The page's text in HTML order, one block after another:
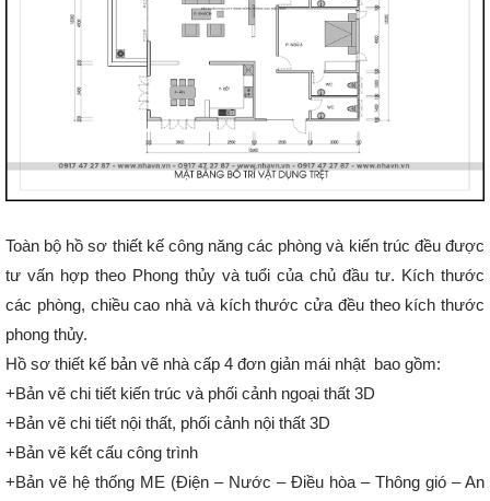
Toàn bộ hồ sơ thiết kế công năng các phòng và kiến trúc đều được
tư vấn hợp theo Phong thủy và tuổi của chủ đầu tư. Kích thước
các phòng, chiều cao nhà và kích thước cửa đều theo kích thước
phong thủy.
Hồ sơ thiết kế bản vẽ nhà cấp 4 đơn giản mái nhật bao gồm:
+Bản vẽ chi tiết kiến trúc và phối cảnh ngoại thất 3D
+Bản vẽ chi tiết nội thất, phối cảnh nội thất 3D
+Bản vẽ kết cấu công trình
+Bản vẽ hệ thống ME (Điện – Nước – Điều hòa – Thông gió – An